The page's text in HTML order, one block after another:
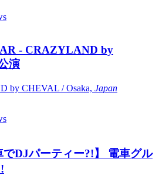
- CRAZYLAND by
演
by CHEVAL / Osaka, Japan
でDJパーティー?!】 電車グル